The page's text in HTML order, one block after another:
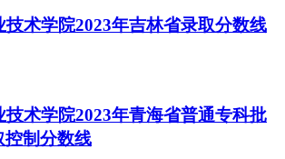
术学院2023年吉林省录取分数线
术学院2023年青海省普通专科批
制分数线